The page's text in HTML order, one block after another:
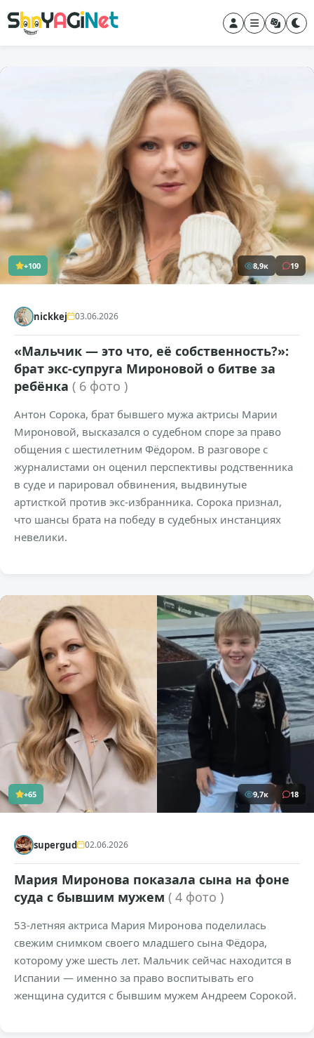
+100 8,9к 19
nickkej 03.06.2026
«Мальчик — это что, её собственность?»:
брат экс-супруга Мироновой о битве за
ребёнка ( 6 фото )
Антон Сорока, брат бывшего мужа актрисы Марии
Мироновой, высказался о судебном споре за право
общения с шестилетним Фёдором. В разговоре с
журналистами он оценил перспективы родственника
в суде и парировал обвинения, выдвинутые
артисткой против экс-избранника. Сорока признал,
что шансы брата на победу в судебных инстанциях
невелики.
+65 9,7к 18
supergud 02.06.2026
Мария Миронова показала сына на фоне
суда с бывшим мужем ( 4 фото )
53-летняя актриса Мария Миронова поделилась
свежим снимком своего младшего сына Фёдора,
которому уже шесть лет. Мальчик сейчас находится в
Испании — именно за право воспитывать его
женщина судится с бывшим мужем Андреем Сорокой.